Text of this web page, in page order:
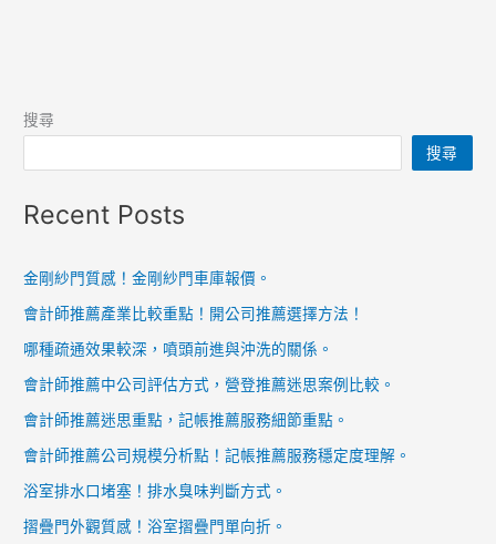
搜尋
搜尋
Recent Posts
金剛紗門質感！金剛紗門車庫報價。
會計師推薦產業比較重點！開公司推薦選擇方法！
哪種疏通效果較深，噴頭前進與沖洗的關係。
會計師推薦中公司評估方式，營登推薦迷思案例比較。
會計師推薦迷思重點，記帳推薦服務細節重點。
會計師推薦公司規模分析點！記帳推薦服務穩定度理解。
浴室排水口堵塞！排水臭味判斷方式。
摺疊門外觀質感！浴室摺疊門單向折。